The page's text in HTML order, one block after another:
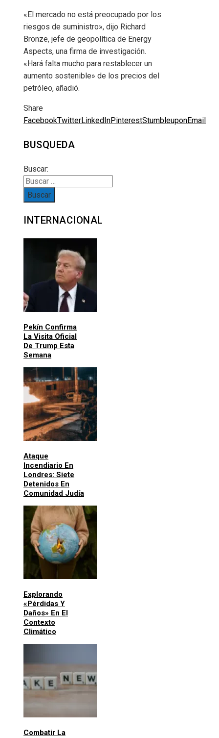
«El mercado no está preocupado por los
riesgos de suministro», dijo Richard
Bronze, jefe de geopolítica de Energy
Aspects, una firma de investigación.
«Hará falta mucho para restablecer un
aumento sostenible» de los precios del
petróleo, añadió.
Share
FacebookTwitterLinkedInPinterestStumbleuponEmail
BUSQUEDA
Buscar:
INTERNACIONAL
Pekín Confirma
La Visita Oficial
De Trump Esta
Semana
Ataque
Incendiario En
Londres: Siete
Detenidos En
Comunidad Judía
Explorando
«pérdidas Y
Daños» En El
Contexto
Climático
Combatir La